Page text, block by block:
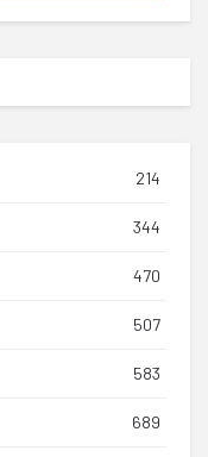
214
344
470
507
583
689